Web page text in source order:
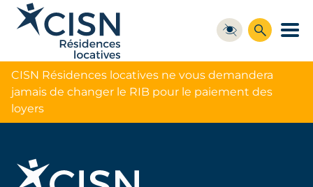
CISN Résidences locatives ne vous demandera
jamais de changer le RIB pour le paiement des
loyers